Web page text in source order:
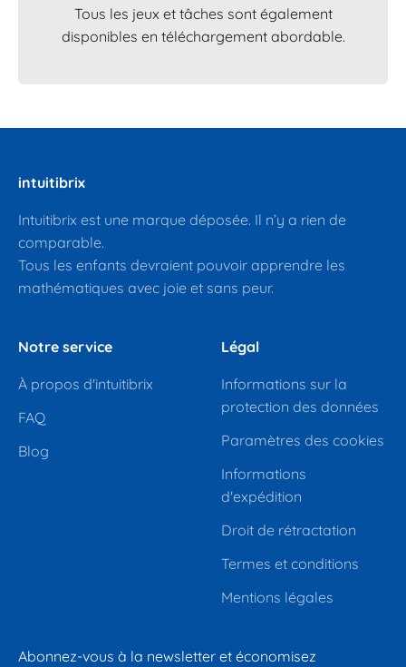
Tous les jeux et tâches sont également
disponibles en téléchargement abordable.
intuitibrix
Intuitibrix est une marque déposée. Il n’y a rien de
comparable.
Tous les enfants devraient pouvoir apprendre les
mathématiques avec joie et sans peur.
Notre service
À propos d'intuitibrix
FAQ
Blog
Légal
Informations sur la
protection des données
Paramètres des cookies
Informations
d'expédition
Droit de rétractation
Termes et conditions
Mentions légales
Abonnez-vous à la newsletter et économisez